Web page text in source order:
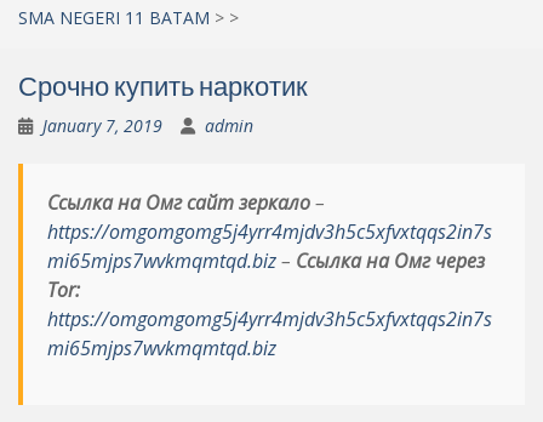
SMA NEGERI 11 BATAM > >
Срочно купить наркотик
January 7, 2019 admin
Ссылка на Омг сайт зеркало–
https://omgomgomg5j4yrr4mjdv3h5c5xfvxtqqs2in7s
mi65mjps7wvkmqmtqd.biz– Ссылка на Омг через
Tor:
https://omgomgomg5j4yrr4mjdv3h5c5xfvxtqqs2in7s
mi65mjps7wvkmqmtqd.biz